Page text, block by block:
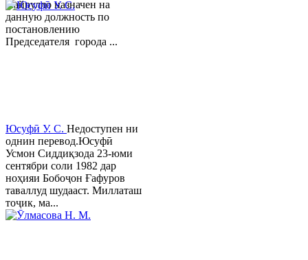
Хайрулло назначен на
данную должность по
постановлению
Председателя города ...
Юсуфӣ У. C. Недоступен ни
однин перевод.Юсуфӣ
Усмон Сиддиқзода 23-юми
сентябри соли 1982 дар
ноҳияи Бобоҷон Ғафуров
таваллуд шудааст. Миллаташ
тоҷик, ма...